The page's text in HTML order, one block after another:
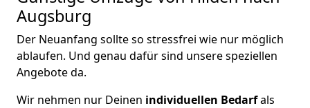
Augsburg
Der Neuanfang sollte so stressfrei wie nur möglich
ablaufen. Und genau dafür sind unsere speziellen
Angebote da.
Wir nehmen nur Deinen individuellen Bedarfals